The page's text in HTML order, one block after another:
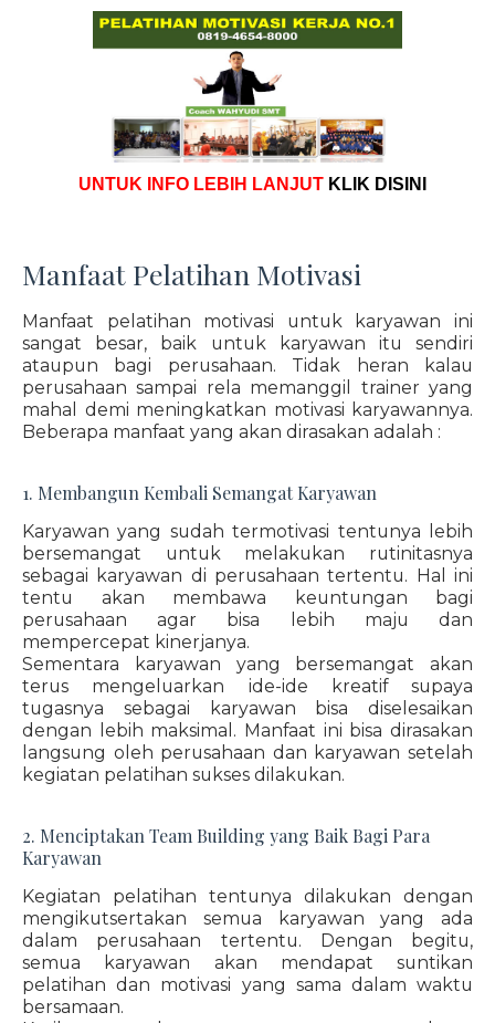
UNTUK INFO LEBIH LANJUT KLIK DISINI
Manfaat Pelatihan Motivasi
Manfaat pelatihan motivasi untuk karyawan ini
sangat besar, baik untuk karyawan itu sendiri
ataupun bagi perusahaan. Tidak heran kalau
perusahaan sampai rela memanggil trainer yang
mahal demi meningkatkan motivasi karyawannya.
Beberapa manfaat yang akan dirasakan adalah :
1. Membangun Kembali Semangat Karyawan
Karyawan yang sudah termotivasi tentunya lebih
bersemangat untuk melakukan rutinitasnya
sebagai karyawan di perusahaan tertentu. Hal ini
tentu akan membawa keuntungan bagi
perusahaan agar bisa lebih maju dan
mempercepat kinerjanya.
Sementara karyawan yang bersemangat akan
terus mengeluarkan ide-ide kreatif supaya
tugasnya sebagai karyawan bisa diselesaikan
dengan lebih maksimal. Manfaat ini bisa dirasakan
langsung oleh perusahaan dan karyawan setelah
kegiatan pelatihan sukses dilakukan.
2. Menciptakan Team Building yang Baik Bagi Para
Karyawan
Kegiatan pelatihan tentunya dilakukan dengan
mengikutsertakan semua karyawan yang ada
dalam perusahaan tertentu. Dengan begitu,
semua karyawan akan mendapat suntikan
pelatihan dan motivasi yang sama dalam waktu
bersamaan.